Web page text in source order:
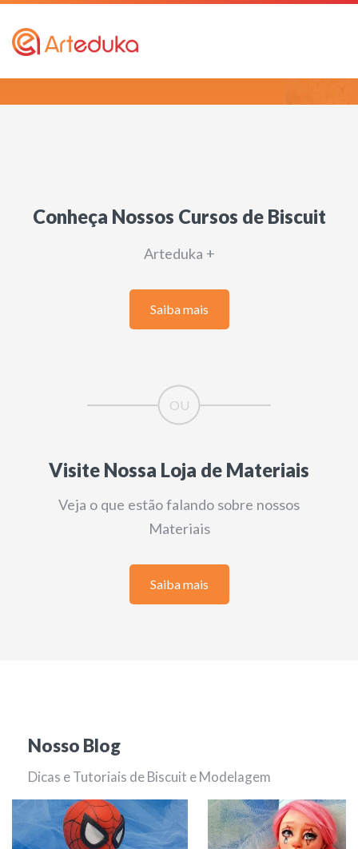
Conheça Nossos Cursos de Biscuit
Arteduka +
Saiba mais
Visite Nossa Loja de Materiais
Veja o que estão falando sobre nossos
Materiais
Saiba mais
Nosso Blog
Dicas e Tutoriais de Biscuit e Modelagem